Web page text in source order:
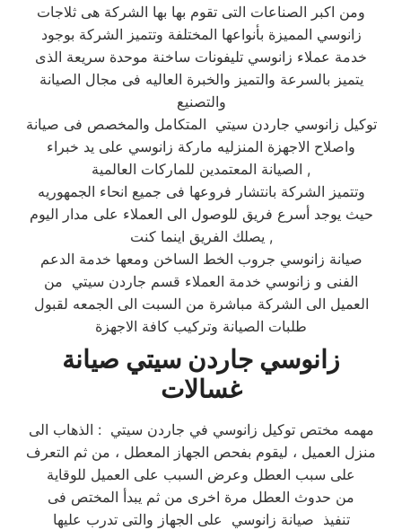
ومن اكبر الصناعات التى تقوم بها بها الشركة هى ثلاجات
زانوسي المميزة بأنواعها المختلفة وتتميز الشركة بوجود
خدمة عملاء زانوسي تليفونات ساخنة موحدة سريعة الذى
يتميز بالسرعة والتميز والخبرة العاليه فى مجال الصيانة
والتصنيع
توكيل زانوسي جاردن سيتي المتكامل والمخصص فى صيانة
واصلاح الاجهزة المنزليه ماركة زانوسي على يد خبراء
الصيانة المعتمدين للماركات العالمية ,
وتتميز الشركة بانتشار فروعها فى جميع انحاء الجمهوريه
حيث يوجد أسرع فريق للوصول الى العملاء على مدار اليوم
يصلك الفريق اينما كنت ,
صيانة زانوسي جروب الخط الساخن ومعها خدمة الدعم
الفنى و زانوسي خدمة العملاء قسم جاردن سيتي من
العميل الى الشركة مباشرة من السبت الى الجمعه لقبول
طلبات الصيانة وتركيب كافة الاجهزة
زانوسي جاردن سيتي صيانة
غسالات
مهمه مختص توكيل زانوسي في جاردن سيتي : الذهاب الى
منزل العميل ، ليقوم بفحص الجهاز المعطل ، من ثم التعرف
على سبب العطل وعرض السبب على العميل للوقاية
من حدوث العطل مرة اخرى من ثم يبدأ المختص فى
تنفيذ صيانة زانوسي على الجهاز والتى تدرب عليها